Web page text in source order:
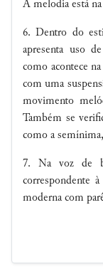
A melodia está
6. Dentro do
apresenta uso
como acontece
com uma
movimento
Também se
como a
7. Na voz de
correspondente
moderna com